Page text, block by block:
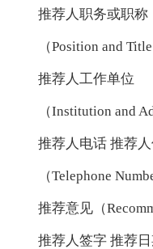
推荐人职务或职称
（Position and Title
推荐人工作单位
（Institution and
推荐人电话 推荐人
（Telephone
推荐意见（
推荐人签字 推荐日